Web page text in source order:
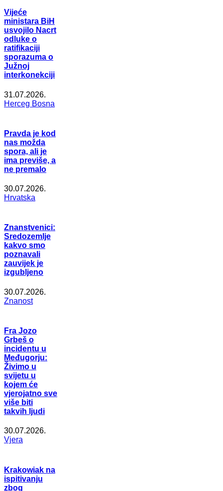
Vijeće
ministara BiH
usvojilo Nacrt
odluke o
ratifikaciji
sporazuma o
Južnoj
interkonekciji
31.07.2026.
Herceg Bosna
Pravda je kod
nas možda
spora, ali je
ima previše, a
ne premalo
30.07.2026.
Hrvatska
Znanstvenici:
Sredozemlje
kakvo smo
poznavali
zauvijek je
izgubljeno
30.07.2026.
Znanost
Fra Jozo
Grbeš o
incidentu u
Međugorju:
Živimo u
svijetu u
kojem će
vjerojatno sve
više biti
takvih ljudi
30.07.2026.
Vjera
Krakowiak na
ispitivanju
zbog